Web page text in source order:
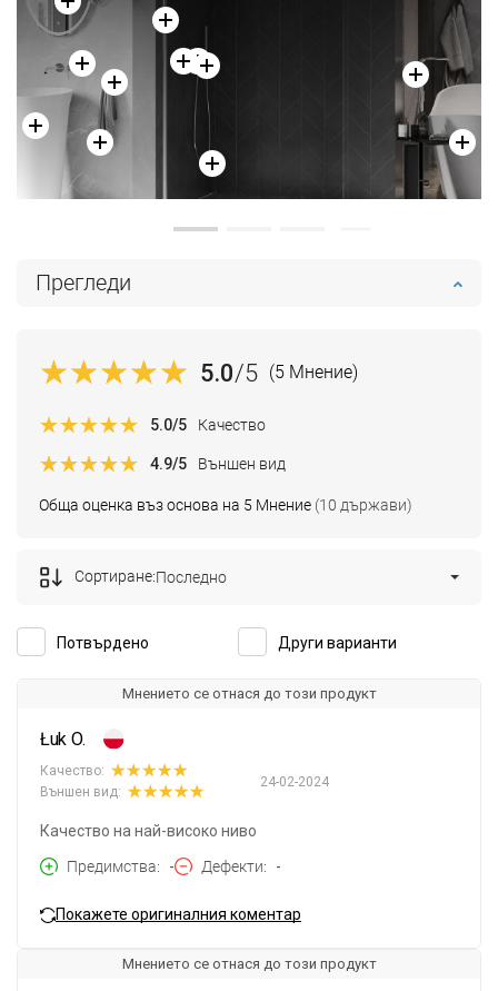
Прегледи
5.0/5 (5 Мнение)
Обща оценка въз основа на 5 Мнение (10 държави)
5.0/5 Качество
4.9/5 Външен вид
Потвърдено Други варианти
Сортиране:Последно
Мнението се отнася до този продукт
Łuk O.
24-02-2024
Качество:
Външен вид:
Качество на най-високо ниво
Предимства
- Дефекти -
Покажете оригиналния коментар
Мнението се отнася до този продукт